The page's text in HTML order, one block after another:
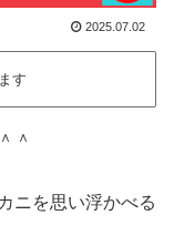
2025.07.02
す
＾
ニを思い浮かべる